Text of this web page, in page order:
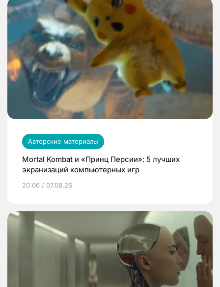
Авторские материалы
Mortal Kombat и «Принц Персии»: 5 лучших
экранизаций компьютерных игр
20:06 / 07.08.26